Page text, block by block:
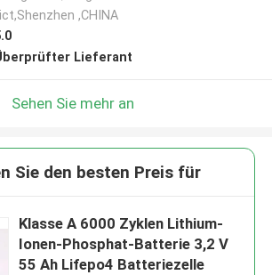
,CHINA
Lieferant
Sehen Sie mehr an
Sie den besten Preis für
Klasse A 6000 Zyklen Lithium-
Ionen-Phosphat-Batterie 3,2 V
55 Ah Lifepo4 Batteriezelle